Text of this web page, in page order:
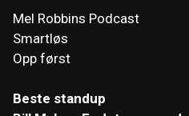
Mel Robbins Podcast
Smartløs
Opp først
Beste standup